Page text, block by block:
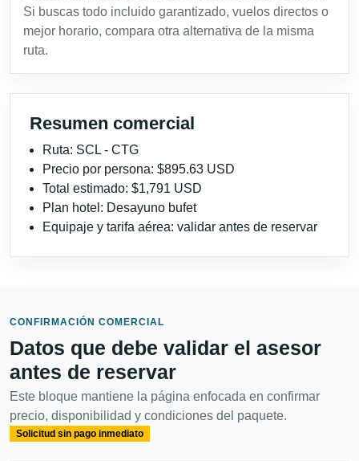
Si buscas todo incluido garantizado, vuelos directos o
mejor horario, compara otra alternativa de la misma
ruta.
Resumen comercial
Ruta: SCL - CTG
Precio por persona: $895.63 USD
Total estimado: $1,791 USD
Plan hotel: Desayuno bufet
Equipaje y tarifa aérea: validar antes de reservar
CONFIRMACIÓN COMERCIAL
Datos que debe validar el asesor
antes de reservar
Este bloque mantiene la página enfocada en confirmar
precio, disponibilidad y condiciones del paquete.
Solicitud sin pago inmediato